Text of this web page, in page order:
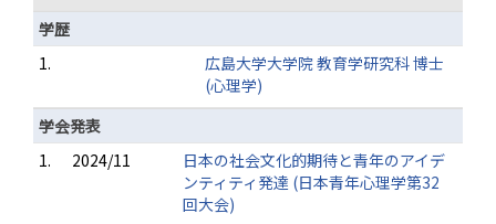
学歴
1.
広島大学大学院 教育学研究科 博士
(心理学)
学会発表
1.
2024/11
日本の社会文化的期待と青年のアイデ
ンティティ発達 (日本青年心理学第32
回大会)